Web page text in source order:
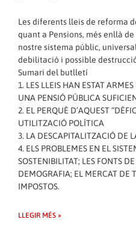
Les diferents lleis de reforma
quant a Pensions, més enllà
nostre sistema públic,
debilitació i possible
Sumari del butlletí
1. LES LLEIS HAN ESTAT
UNA PENSIÓ PÚBLICA
2. EL PERQUÈ D’AQUEST
UTILITZACIÓ POLÍTICA
3. LA DESCAPITALITZACIÓ DE
4. ELS PROBLEMES EN EL
SOSTENIBILITAT; LES FONTS
DEMOGRAFIA; EL MERCAT DE
IMPOSTOS.
LLEGIR MÉS »